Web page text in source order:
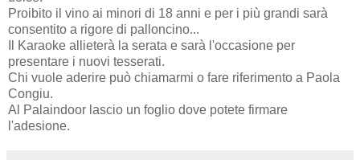
Proibito il vino ai minori di 18 anni e per i più grandi sarà
consentito a rigore di palloncino...
Il Karaoke allieterà la serata e sarà l'occasione per
presentare i nuovi tesserati.
Chi vuole aderire può chiamarmi o fare riferimento a Paola
Congiu.
Al Palaindoor lascio un foglio dove potete firmare
l'adesione.